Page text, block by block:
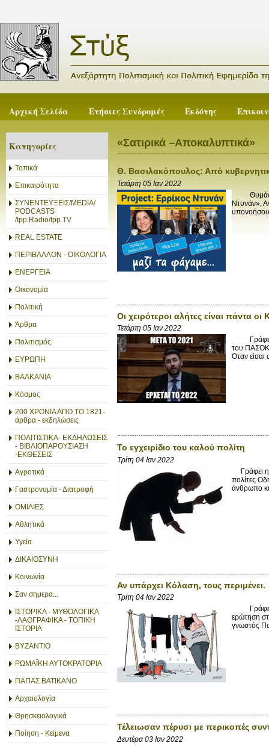
Αρχική Σελίδα Ετήσιες Συνδρομές Εκδότης
Κατηγορίες
Τοπικά
Επικαιρότητα
ΣΥΝΕΝΤΕΥΞΕΙΣ/MEDIA/
PODCASTS
/tpp.Radio/tpp.TV
REAL ESTATE
ΠΕΡΙΒΑΛΛΟΝ - ΟΙΚΟΛΟΓΙΑ
ΕΝΕΡΓΕΙΑ
Οικονομία
Πολιτική
Άρθρα
Πολιτισμός
ΕΥΡΩΠΗ
ΒΑΛΚΑΝΙΑ
Κόσμος
200 ΧΡΟΝΙΑ ΑΠΟ ΤΟ 1821-
άρθρα - εκδηλώσεις
ΠΟΛΙΤΙΣΤΙΚΑ- ΕΚΔΗΛΩΣΕΙΣ
- ΒΙΒΛΙΟΠΑΡΟΥΣΙΑΣΗ
-ΕΚΘΕΣΕΙΣ
Αγροτικά
Γαστρονομία - Διατροφή
ΟΜΙΛΙΕΣ
Αθλητικά
Υγεία
ΔΙΚΑΙΟΣΥΝΗ
Κοινωνία
Σαν σημερα...
ΙΣΤΟΡΙΚΑ - ΜΥΘΟΛΟΓΙΚΑ
-ΛΑΟΓΡΑΦΙΚΑ - ΤΟΠΙΚΗ
ΙΣΤΟΡΙΑ
ΒΥΖΑΝΤΙΟ
ΡΩΜΑΪΚΗ ΑΥΤΟΚΡΑΤΟΡΙΑ
ΠΑΠΑΣ ΒΑΤΙΚΑΝΟ
Αρχαιολογία
Θρησκειολογικά
Ποίηση - Κείμενα
«Σατιρικά –Αποκαλυπτικά»
Θ. Βασιλακόπουλος: Από
Τετάρτη 05 Ιαν 2022
Θυμάστε
Ντυνάν»;
Οι χειρότεροι αλήτες είναι πάντα
Τετάρτη 05 Ιαν 2022
Γράφει ο
του ΠΑΣΟΚ.
Όταν είσαι
Το εγχειρίδιο του καλού πολίτη
Τρίτη 04 Ιαν 2022
Γράφει η
πολίτες
άνθρωπο
Αν υπάρχει Κόλαση, τους περιμένει.
Τρίτη 04 Ιαν 2022
Γράφει ο
ερώτηση
γνωστός
Τέλειωσαν πέρυσι με περικοπές
Δευτέρα 03 Ιαν 2022